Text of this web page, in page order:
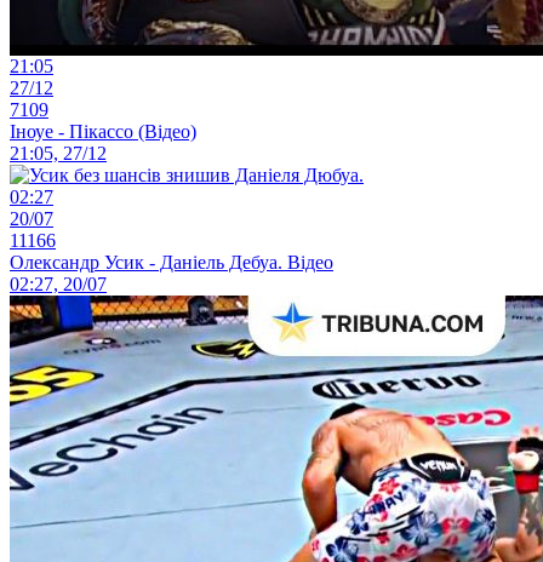
21:05
27/12
7109
Іноуе - Пікассо (Відео)
21:05, 27/12
02:27
20/07
11166
Олександр Усик - Даніель Дебуа. Відео
02:27, 20/07